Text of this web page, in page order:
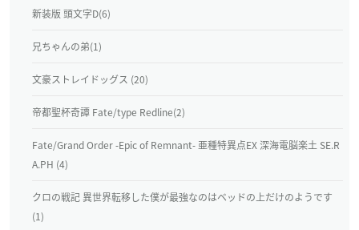
新装版 頭文字D(6)
兄ちゃんの弟(1)
文豪ストレイドッグス (20)
帝都聖杯奇譚 Fate/type Redline(2)
Fate/Grand Order ‐Epic of Remnant‐ 亜種特異点EX 深海電脳楽土 SE.R
A.PH (4)
クロの戦記 異世界転移した僕が最強なのはベッドの上だけのようです
(1)